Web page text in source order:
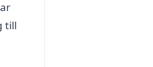
till